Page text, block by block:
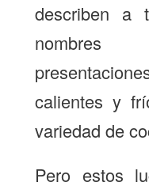
describen a
nombres
calientes y
variedad de
Pero estos